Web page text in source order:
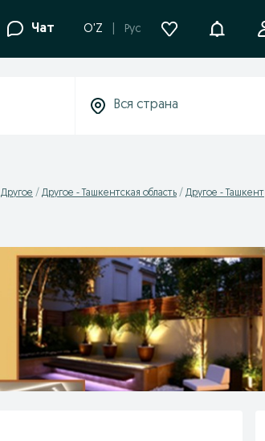
Чат O'Z Рус
Другое Другое - Ташкентская область Другое - Ташкент